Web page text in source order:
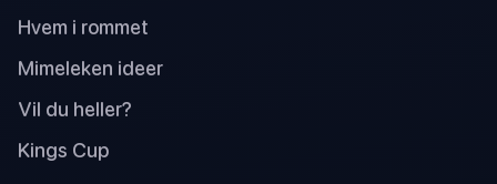
Hvem i rommet
Mimeleken ideer
Vil du heller?
Kings Cup